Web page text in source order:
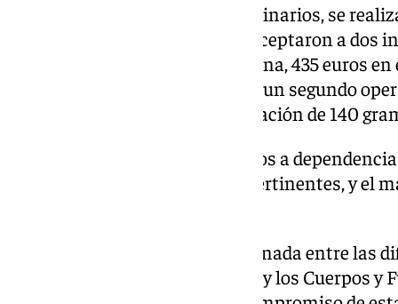
En el marco de los controles rutinarios, se
En el primero, los agentes interceptaron a dos
hachís, 100 gramos de marihuana, 435 euros
pesaje de drogas. Poco después, un segundo
otros dos individuos y la incautación de 140
Los detenidos fueron trasladados a
continuar con las diligencias pertinentes, y el
La gestión responsable y coordinada entre las
Ayuntamiento de Vélez-Málaga y los Cuerpos y